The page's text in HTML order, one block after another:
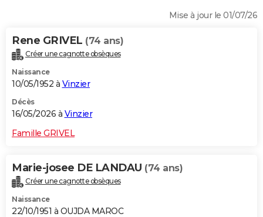
Alimentation
Guide de la santé
Maladies
Médicaments
Sommeil
VOYAGE
Destinations
City break
Voyage nature
Voyage de noces
Forum
Climat
+PHOTO
GUIDES D'ACHAT
Carte de Noël
Carte Bonne année
Carte Saint-Valentin
Carte Pâques
Carte d'anniversaire
DICTIONNAIRE
Dictionnaire
Biographies
Citations
Expressions
Proverbes
PROGRAMME TV
Mise à jour le 01/07/26
Rene GRIVEL (74 ans)
Créer une cagnotte obsèques
Naissance
10/05/1952 à Vinzier
Décès
16/05/2026 à Vinzier
Famille GRIVEL
Marie-josee DE LANDAU (74 ans)
Créer une cagnotte obsèques
Naissance
22/10/1951 à OUJDA MAROC